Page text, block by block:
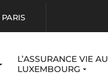
L’ASSURANCE VIE AU
LUXEMBOURG